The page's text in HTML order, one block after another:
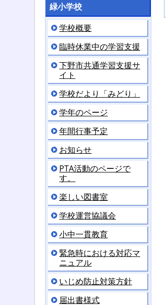
緑小学校
学校概要
臨時休業中の学習支援
下野市共通学習支援サ
イト
学校だより「みどり」
学年のページ
年間行事予定
お知らせ
PTA活動のページで
す。
楽しい図書室
学校運営協議会
小中一貫教育
緊急時における対応マ
ニュアル
いじめ防止対策方針
届出書様式